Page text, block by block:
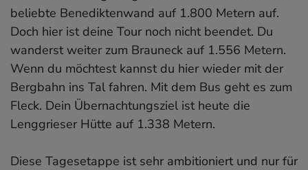
beliebte Benediktenwand auf 1.800 Metern auf.
Doch hier ist deine Tour noch nicht beendet. Du
wanderst weiter zum Brauneck auf 1.556 Metern.
Wenn du möchtest kannst du hier wieder mit der
Bergbahn ins Tal fahren. Mit dem Bus geht es zum
Fleck. Dein Übernachtungsziel ist heute die
Lenggrieser Hütte auf 1.338 Metern.
Diese Tagesetappe ist sehr ambitioniert und nur für